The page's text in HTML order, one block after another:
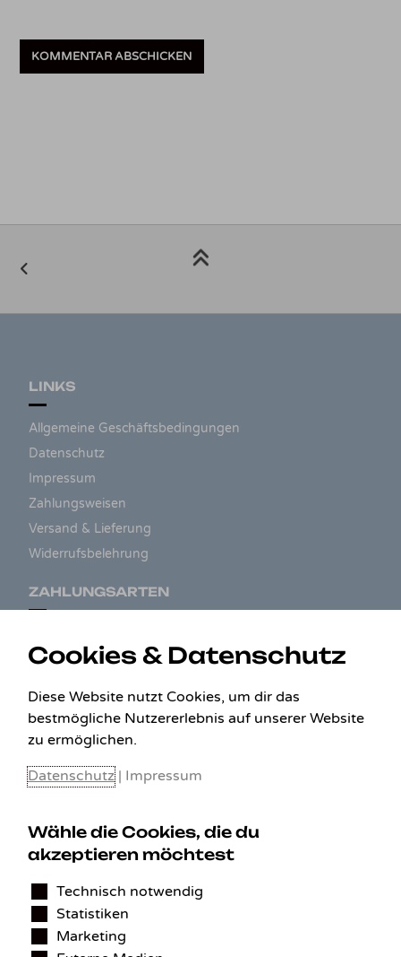
LINKS
Allgemeine Geschäftsbedingungen
Datenschutz
Impressum
Zahlungsweisen
Versand & Lieferung
Widerrufsbelehrung
ZAHLUNGSARTEN
KONTAKT
Benedikt Stelzner
Autopflege Stelzner
Kohlgraben 2b
97799 Zeitlofs
Cookies & Datenschutz
Diese Website nutzt Cookies, um dir das
bestmögliche Nutzererlebnis auf unserer Website
zu ermöglichen.
Datenschutz | Impressum
Wähle die Cookies, die du
akzeptieren möchtest
Technisch notwendig
Statistiken
Marketing